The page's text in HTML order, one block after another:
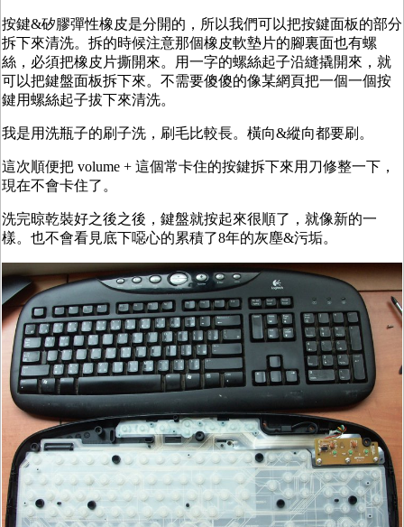
按鍵&矽膠彈性橡皮是分開的，所以我們可以把按鍵面板的部分
拆下來清洗。拆的時候注意那個橡皮軟墊片的腳裏面也有螺
絲，必須把橡皮片撕開來。用一字的螺絲起子沿縫撬開來，就
可以把鍵盤面板拆下來。不需要傻傻的像某網頁把一個一個按
鍵用螺絲起子拔下來清洗。
我是用洗瓶子的刷子洗，刷毛比較長。橫向&縱向都要刷。
這次順便把 volume + 這個常卡住的按鍵拆下來用刀修整一下，
現在不會卡住了。
洗完晾乾裝好之後之後，鍵盤就按起來很順了，就像新的一
樣。也不會看見底下噁心的累積了8年的灰塵&污垢。